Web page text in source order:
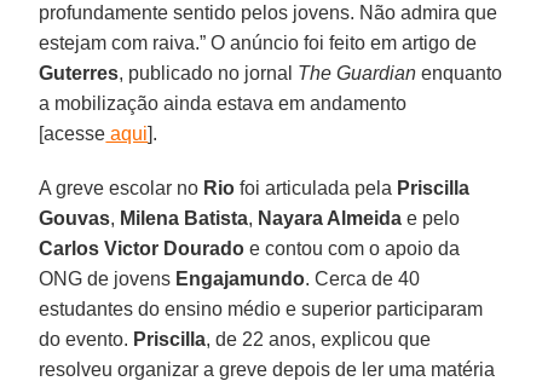
profundamente sentido pelos jovens. Não admira que
estejam com raiva.” O anúncio foi feito em artigo de
Guterres, publicado no jornal The Guardian enquanto
a mobilização ainda estava em andamento
[acesse aqui].
A greve escolar no Rio foi articulada pela Priscilla
Gouvas, Milena Batista, Nayara Almeida e pelo
Carlos Victor Dourado e contou com o apoio da
ONG de jovens Engajamundo. Cerca de 40
estudantes do ensino médio e superior participaram
do evento. Priscilla, de 22 anos, explicou que
resolveu organizar a greve depois de ler uma matéria